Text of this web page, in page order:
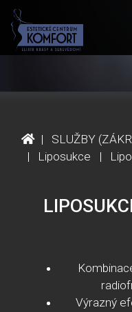
SLUŽBY
Liposukce
Výrazný